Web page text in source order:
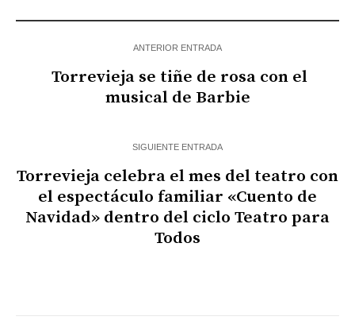
ANTERIOR ENTRADA
Torrevieja se tiñe de rosa con el
musical de Barbie
SIGUIENTE ENTRADA
Torrevieja celebra el mes del teatro con
el espectáculo familiar «Cuento de
Navidad» dentro del ciclo Teatro para
Todos